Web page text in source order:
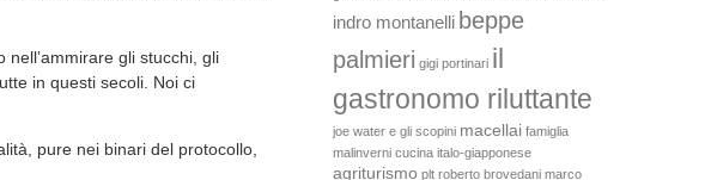
gli stucchi, gli
in questi secoli. Noi ci
pure nei binari del protocollo,
indro montanelli beppe
palmieri gigi portinari il
gastronomo riluttante
joe water e gli scopini macellai famiglia
malinverni cucina italo-giapponese
agriturismo plt roberto brovedani marco